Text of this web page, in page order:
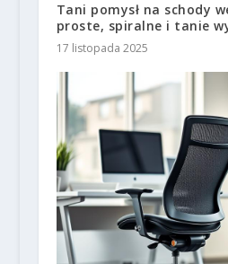
Tani pomysł na schody
proste, spiralne i tanie
17 listopada 2025